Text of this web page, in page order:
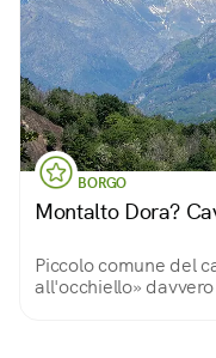
BORGO
Montalto Dora?
Piccolo comune del
all'occhiello»